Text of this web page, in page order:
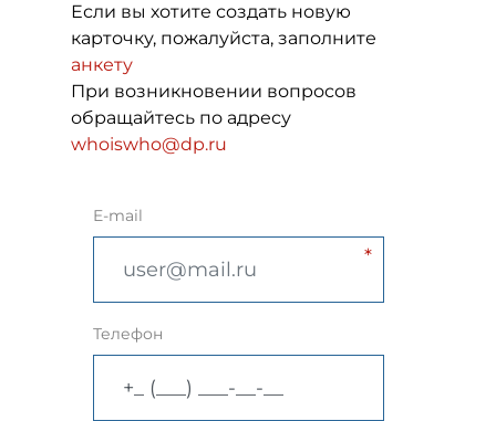
Если вы хотите создать новую
карточку, пожалуйста, заполните
анкету
При возникновении вопросов
обращайтесь по адресу
whoiswho@dp.ru
E-mail
Телефон